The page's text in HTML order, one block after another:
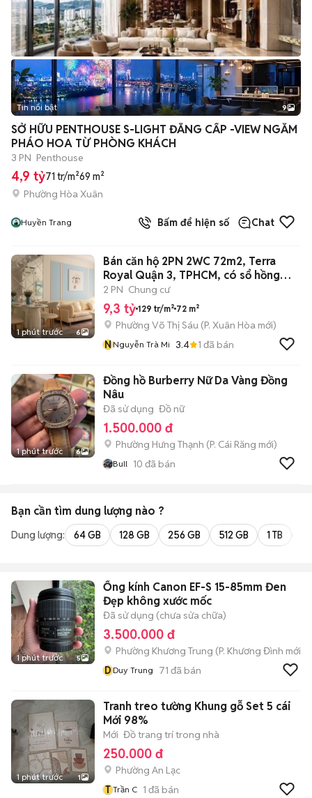
+2
Tin nổi bật 9
SỞ HỮU PENTHOUSE S-LIGHT ĐẲNG CẤP -VIEW NGẮM
PHÁO HOA TỪ PHÒNG KHÁCH
3 PN Penthouse
4,9 tỷ71 tr/m²69 m²
Phường Hòa Xuân
Huyền Trang Bấm để hiện số Chat
1 phút trước 6
Bán căn hộ 2PN 2WC 72m2, Terra
Royal Quận 3, TPHCM, có sổ hồng
shld
2 PN Chung cư
9,3 tỷ 129 tr/m² 72 m²
Phường Võ Thị Sáu (P. Xuân Hòa mới)
NNguyễn Trà Mi 3.4 1 đã bán
1 phút trước 6
Đồng hồ Burberry Nữ Da Vàng Đồng
Nâu
Đã sử dụng Đồ nữ
1.500.000 đ
Phường Hưng Thạnh (P. Cái Răng mới)
Bull 10 đã bán
Bạn cần tìm dung lượng nào ?
Dung lượng: 64 GB 128 GB 256 GB 512 GB 1 TB
1 phút trước 5
Ống kính Canon EF-S 15-85mm Đen
Đẹp không xước mốc
Đã sử dụng (chưa sửa chữa)
3.500.000 đ
Phường Khương Trung (P. Khương Đình mới)
DDuy Trung 71 đã bán
1 phút trước 1
Tranh treo tường Khung gỗ Set 5 cái
Mới 98%
Mới Đồ trang trí trong nhà
250.000 đ
Phường An Lạc
T Trần C 1 đã bán